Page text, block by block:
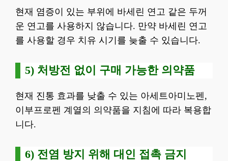
현재 염증이 있는 부위에 바세린 연고 같은 두꺼
운 연고를 사용하지 않습니다. 만약 바세린 연고
를 사용할 경우 치유 시기를 늦출 수 있습니다.
5) 처방전 없이 구매 가능한 의약품
현재 진통 효과를 낮출 수 있는 아세트아미노펜,
이부프로펜 계열의 의약품을 지침에 따라 복용합
니다.
6) 전염 방지 위해 대인 접촉 금지